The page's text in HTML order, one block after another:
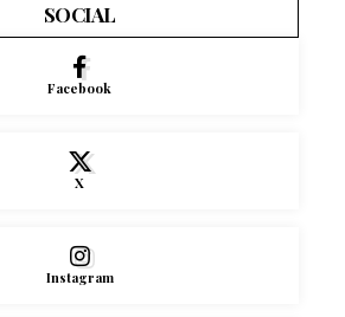
SOCIAL
Facebook
X
Instagram